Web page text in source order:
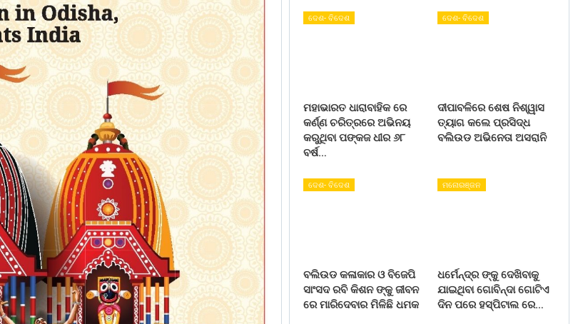
ଦେଶ- ବିଦେଶ
ମହାଭାରତ ଧାରାବାହିକ ରେ
କର୍ଣ୍ଣ ଚରିତ୍ରରେ ଅଭିନୟ
କରୁଥିବା ପଙ୍କଜ ଧୀର ୬୮
ବର୍ଷ…
ଦେଶ- ବିଦେଶ
ଦୀପାବଳିରେ ଶେଷ ନିଶ୍ୱାସ
ତ୍ୟାଗ କଲେ ପ୍ରସିଦ୍ଧ
ବଲିଉଡ ଅଭିନେତା ଅସରାନି
ଦେଶ- ବିଦେଶ
ବଲିଉଡ କଳାକାର ଓ ବିଜେପି
ସାଂସଦ ରବି କିଶନ ଙ୍କୁ ଜୀବନ
ରେ ମାରିଦେବାର ମିଳିଛି ଧମକ
ମନୋରଞ୍ଜନ
ଧର୍ମେନ୍ଦ୍ର ଙ୍କୁ ଦେଖିବାକୁ
ଯାଇଥିବା ଗୋବିନ୍ଦା ଗୋଟିଏ
ଦିନ ପରେ ହସ୍ପିଟାଲ ରେ…